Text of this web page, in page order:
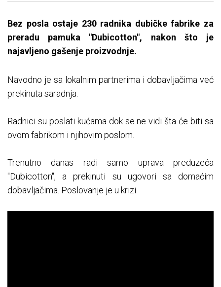
Bez posla ostaje 230 radnika dubičke fabrike za
preradu pamuka "Dubicotton", nakon što je
najavljeno gašenje proizvodnje.
Navodno je sa lokalnim partnerima i dobavljačima već
prekinuta saradnja.
Radnici su poslati kućama dok se ne vidi šta će biti sa
ovom fabrikom i njihovim poslom.
Trenutno danas radi samo uprava preduzeća
"Dubicotton", a prekinuti su ugovori sa domaćim
dobavljačima. Poslovanje je u krizi.